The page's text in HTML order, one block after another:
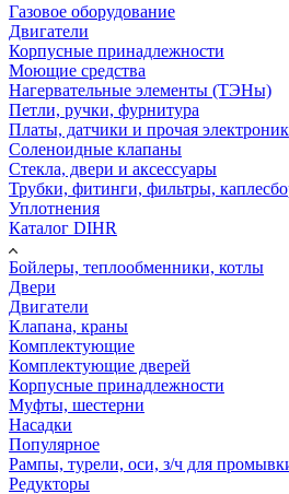
Газовое оборудование
Двигатели
Корпусные принадлежности
Моющие средства
Нагервательные элементы (ТЭНы)
Петли, ручки, фурнитура
Платы, датчики и прочая
Соленоидные клапаны
Стекла, двери и аксессуары
Трубки, фитинги, фильтры,
Уплотнения
Каталог DIHR
Бойлеры, теплообменники, котлы
Двери
Двигатели
Клапана, краны
Комплектующие
Комплектующие дверей
Корпусные принадлежности
Муфты, шестерни
Насадки
Популярное
Рампы, турели, оси, з/ч для
Редукторы